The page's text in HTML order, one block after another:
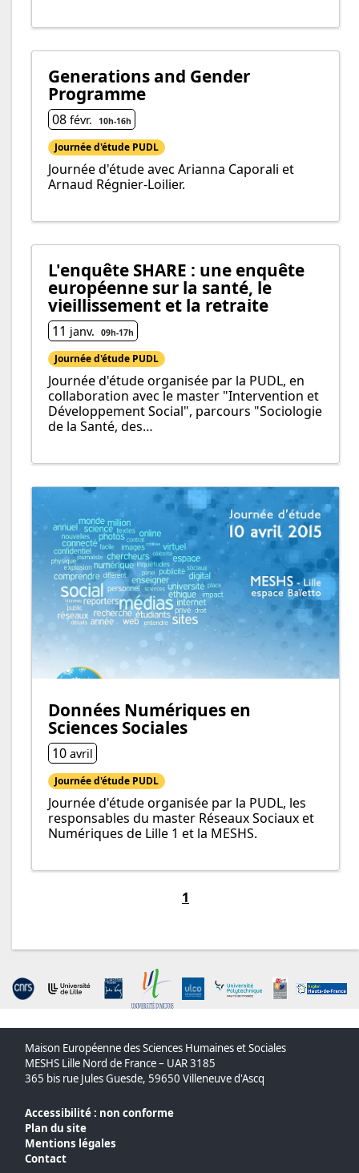
Generations and Gender
Programme
08 févr. 10h-16h
Journée d'étude PUDL
Journée d'étude avec Arianna Caporali et
Arnaud Régnier-Loilier.
L'enquête SHARE : une enquête
européenne sur la santé, le
vieillissement et la retraite
11 janv. 09h-17h
Journée d'étude PUDL
Journée d'étude organisée par la PUDL, en
collaboration avec le master "Intervention et
Développement Social", parcours "Sociologie
de la Santé, des…
Données Numériques en
Sciences Sociales
10 avril
Journée d'étude PUDL
Journée d'étude organisée par la PUDL, les
responsables du master Réseaux Sociaux et
Numériques de Lille 1 et la MESHS.
1
Maison Européenne des Sciences Humaines et Sociales
MESHS Lille Nord de France – UAR 3185
365 bis rue Jules Guesde, 59650 Villeneuve d'Ascq
Accessibilité : non conforme
Plan du site
Mentions légales
Contact